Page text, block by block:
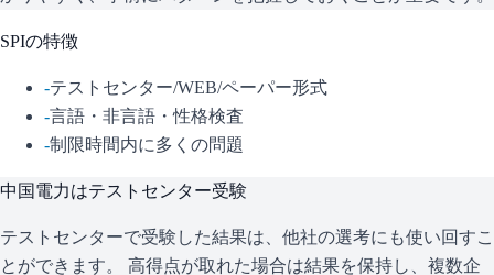
SPIの特徴
-テストセンター/WEB/ペーパー形式
-言語・非言語・性格検査
-制限時間内に多くの問題
中国電力はテストセンター受験
テストセンターで受験した結果は、他社の選考にも使い回すこ
とができます。 高得点が取れた場合は結果を保持し、複数企